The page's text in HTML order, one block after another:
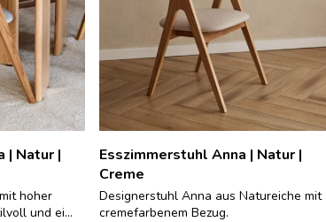
| Natur |
hoher
und ei...
Esszimmerstuhl Anna | Natur |
Creme
Designerstuhl Anna aus Natureiche mit
cremefarbenem Bezug.